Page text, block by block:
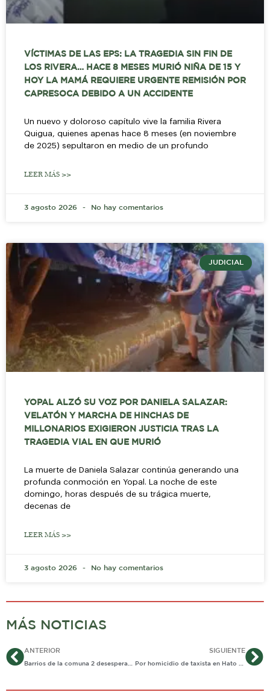
VÍCTIMAS DE LAS EPS: LA TRAGEDIA SIN FIN DE
LOS RIVERA… HACE 8 MESES MURIÓ NIÑA DE 15 Y
HOY LA MAMÁ REQUIERE URGENTE REMISIÓN POR
CAPRESOCA DEBIDO A UN ACCIDENTE
Un nuevo y doloroso capítulo vive la familia Rivera
Quigua, quienes apenas hace 8 meses (en noviembre
de 2025) sepultaron en medio de un profundo
LEER MÁS >>
3 agosto 2026 No hay comentarios
JUDICIAL
YOPAL ALZÓ SU VOZ POR DANIELA SALAZAR:
VELATÓN Y MARCHA DE HINCHAS DE
MILLONARIOS EXIGIERON JUSTICIA TRAS LA
TRAGEDIA VIAL EN QUE MURIÓ
La muerte de Daniela Salazar continúa generando una
profunda conmoción en Yopal. La noche de este
domingo, horas después de su trágica muerte,
decenas de
LEER MÁS >>
3 agosto 2026 No hay comentarios
MÁS NOTICIAS
AntANTERIOR
Barrios de la comuna 2 desesperados por la delincuencia
SIGUIENTE
Por homicidio de taxista en Hato Corozal, coautores fueron sentenciados a 19 años de prisión